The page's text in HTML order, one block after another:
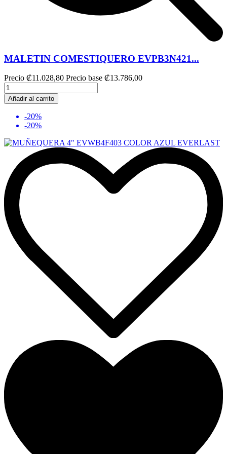
MALETIN COMESTIQUERO EVPB3N421...
Precio ₡11.028,80 Precio base ₡13.786,00
Añadir al carrito
-20%
-20%